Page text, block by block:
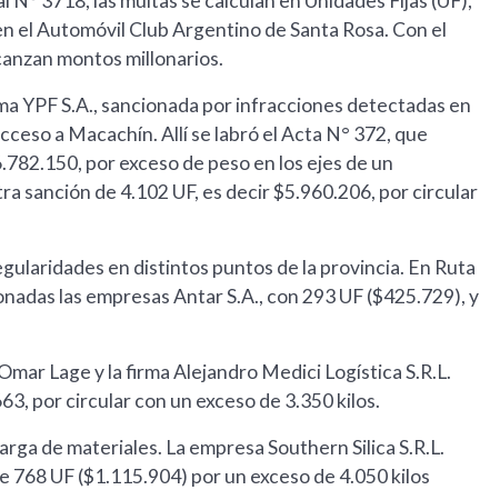
el Automóvil Club Argentino de Santa Rosa. Con el
montos millonarios.
YPF S.A., sancionada por infracciones detectadas en
a Macachín. Allí se labró el Acta N° 372, que
por exceso de peso en los ejes de un
sanción de 4.102 UF, es decir $5.960.206, por circular
en distintos puntos de la provincia. En Ruta
las empresas Antar S.A., con 293 UF ($425.729), y
Lage y la firma Alejandro Medici Logística S.R.L.
por circular con un exceso de 3.350 kilos.
de materiales. La empresa Southern Silica S.R.L.
UF ($1.115.904) por un exceso de 4.050 kilos